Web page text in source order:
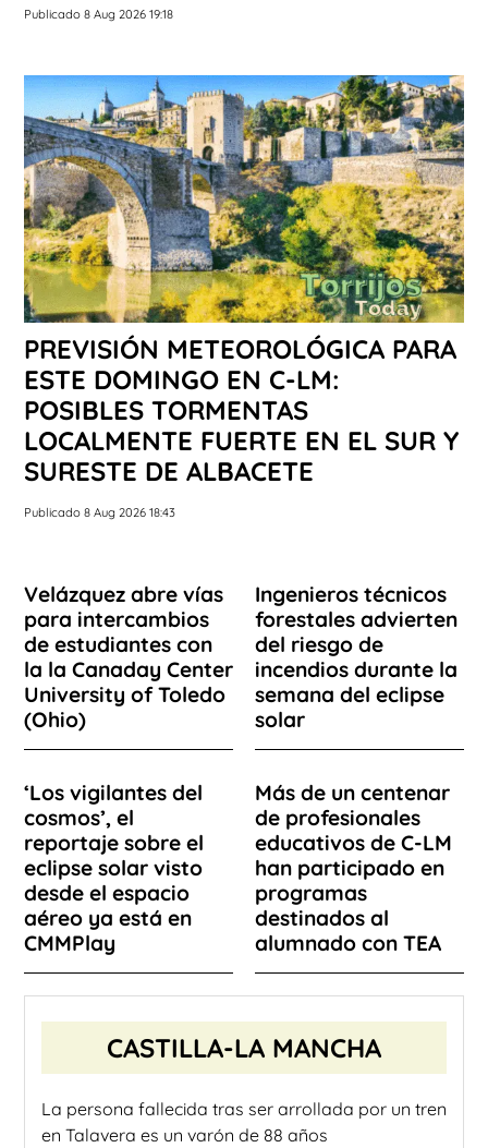
Publicado 8 Aug 2026 19:18
PREVISIÓN METEOROLÓGICA PARA
ESTE DOMINGO EN C-LM:
POSIBLES TORMENTAS
LOCALMENTE FUERTE EN EL SUR Y
SURESTE DE ALBACETE
Publicado 8 Aug 2026 18:43
Velázquez abre vías
para intercambios
de estudiantes con
la la Canaday Center
University of Toledo
(Ohio)
Ingenieros técnicos
forestales advierten
del riesgo de
incendios durante la
semana del eclipse
solar
‘Los vigilantes del
cosmos’, el
reportaje sobre el
eclipse solar visto
desde el espacio
aéreo ya está en
CMMPlay
Más de un centenar
de profesionales
educativos de C-LM
han participado en
programas
destinados al
alumnado con TEA
CASTILLA-LA MANCHA
La persona fallecida tras ser arrollada por un tren
en Talavera es un varón de 88 años